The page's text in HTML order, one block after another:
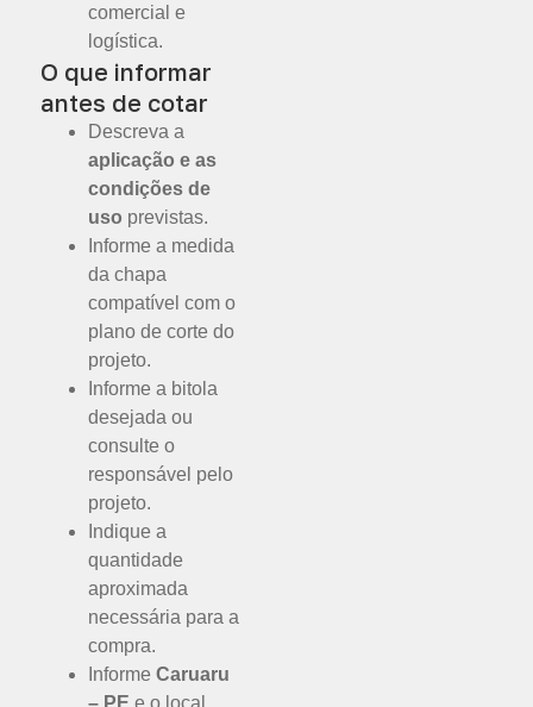
comercial e
logística.
O que informar
antes de cotar
Descreva a
aplicação e as
condições de
uso previstas.
Informe a medida
da chapa
compatível com o
plano de corte do
projeto.
Informe a bitola
desejada ou
consulte o
responsável pelo
projeto.
Indique a
quantidade
aproximada
necessária para a
compra.
Informe Caruaru
– PE e o local